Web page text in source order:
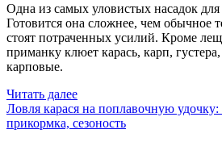
Одна из самых уловистых насадок
Готовится она сложнее, чем обычное
стоят потраченных усилий. Кроме
приманку клюет карась, карп,
карповые.
Читать далее
Ловля карася на поплавочную удочку:
прикормка, сезоность